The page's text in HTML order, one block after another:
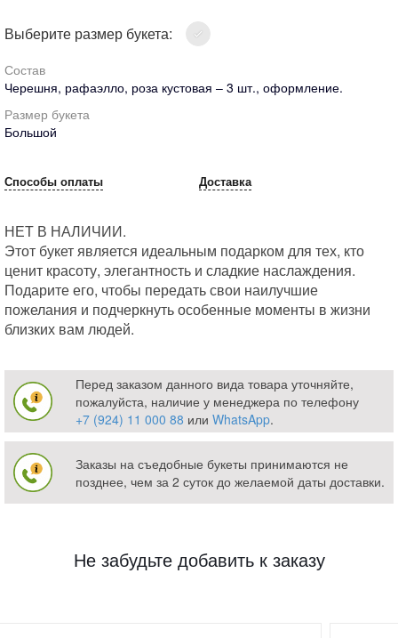
Выберите размер букета:
Состав
Черешня, рафаэлло, роза кустовая – 3 шт., оформление.
Размер букета
Большой
Способы оплаты Доставка
НЕТ В НАЛИЧИИ.
Этот букет является идеальным подарком для тех, кто
ценит красоту, элегантность и сладкие наслаждения.
Подарите его, чтобы передать свои наилучшие
пожелания и подчеркнуть особенные моменты в жизни
близких вам людей.
Перед заказом данного вида товара уточняйте,
пожалуйста, наличие у менеджера по телефону
+7 (924) 11 000 88 или WhatsApp.
Заказы на съедобные букеты принимаются не
позднее, чем за 2 суток до желаемой даты доставки.
Не забудьте добавить к заказу